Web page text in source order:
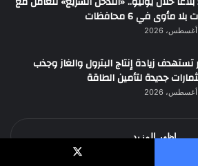
مأوى في 6 محافظات
زيادة إنتاج البترول والغاز وجذب
جديدة لتأمين الطاقة
اظهر المزيد